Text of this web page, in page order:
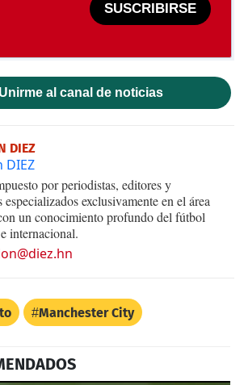
SUSCRIBIRSE
Unirme al canal de noticias
DIEZ
DIEZ
por periodistas, editores y
especializados exclusivamente en el área
un conocimiento profundo del fútbol
internacional.
Manchester City